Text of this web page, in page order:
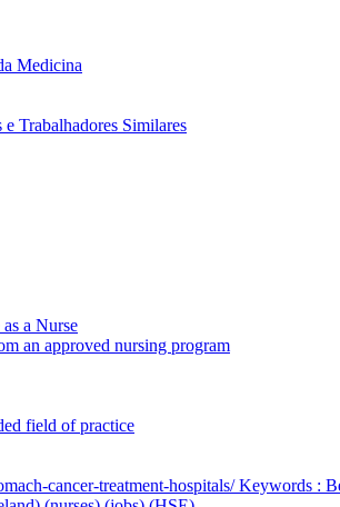
Medicina
Trabalhadores Similares
a Nurse
an approved nursing program
field of practice
cancer-treatment-hospitals/ Keywords :